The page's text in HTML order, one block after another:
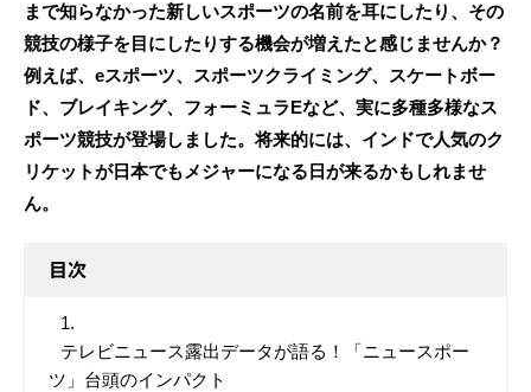
まで知らなかった新しいスポーツの名前を耳にしたり、その
競技の様子を目にしたりする機会が増えたと感じませんか？
例えば、eスポーツ、スポーツクライミング、スケートボー
ド、ブレイキング、フォーミュラEなど、実に多種多様なス
ポーツ競技が登場しました。将来的には、インドで人気のク
リケットが日本でもメジャーになる日が来るかもしれませ
ん。
目次
テレビニュース露出データが語る！「ニュースポー
ツ」台頭のインパクト